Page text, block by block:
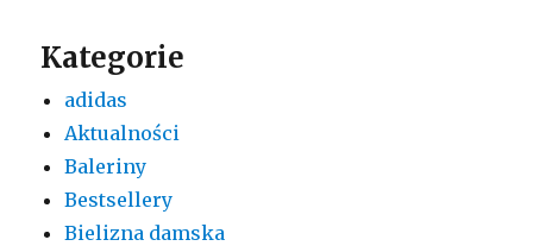
Kategorie
adidas
Aktualności
Baleriny
Bestsellery
Bielizna damska